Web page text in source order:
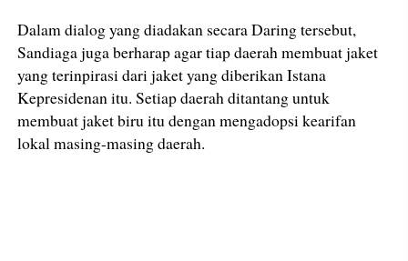
Dalam dialog yang diadakan secara Daring tersebut,
Sandiaga juga berharap agar tiap daerah membuat jaket
yang terinpirasi dari jaket yang diberikan Istana
Kepresidenan itu. Setiap daerah ditantang untuk
membuat jaket biru itu dengan mengadopsi kearifan
lokal masing-masing daerah.